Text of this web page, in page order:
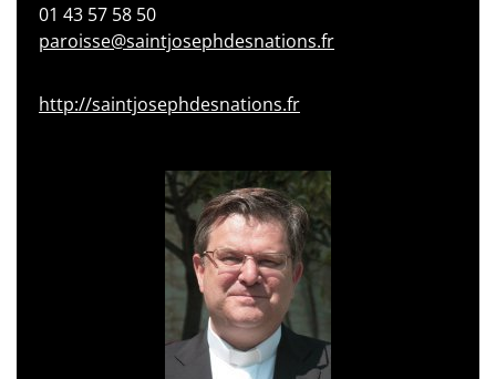
01 43 57 58 50
paroisse@saintjosephdesnations.fr
http://saintjosephdesnations.fr